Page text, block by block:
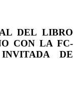
DEL LIBRO
CON LA FC-
DE